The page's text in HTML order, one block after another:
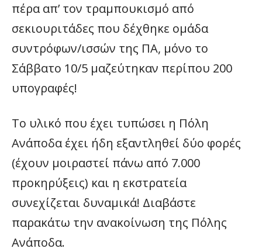
πέρα απ’ τον τραμπουκισμό από
σεκιουριτάδες που δέχθηκε ομάδα
συντρόφων/ισσών της ΠΑ, μόνο το
Σάββατο 10/5 μαζεύτηκαν περίπου 200
υπογραφές!
Το υλικό που έχει τυπώσει η Πόλη
Ανάποδα έχει ήδη εξαντληθεί δύο φορές
(έχουν μοιραστεί πάνω από 7.000
προκηρύξεις) και η εκστρατεία
συνεχίζεται δυναμικά! Διαβάστε
παρακάτω την ανακοίνωση της Πόλης
Ανάποδα.